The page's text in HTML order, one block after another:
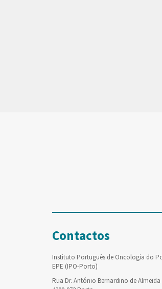
Contactos
Instituto Português de Oncologia do
EPE (IPO-Porto)
Rua Dr. António Bernardino de Almeida